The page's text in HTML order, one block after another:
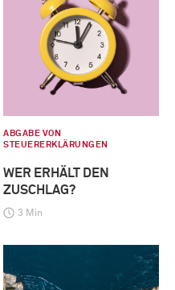
ABGABE VON
STEUERERKLÄRUNGEN
WER ERHÄLT DEN
ZUSCHLAG?
3 Min